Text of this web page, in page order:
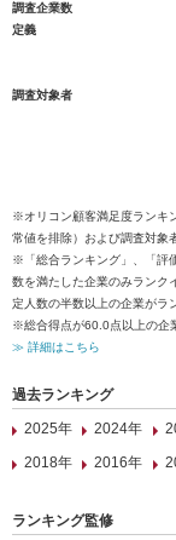
調査企業数
定義
調査対象者
※オリコン顧客満足度ランキ
常値を排除）および調査対象
※「総合ランキング」、「評
数を満たした企業のみランク
定人数の半数以上の企業がラ
※総合得点が60.0点以上の企
≫ 詳細はこちら
過去ランキング
2025年
2024年
2018年
2016年
ランキング監修